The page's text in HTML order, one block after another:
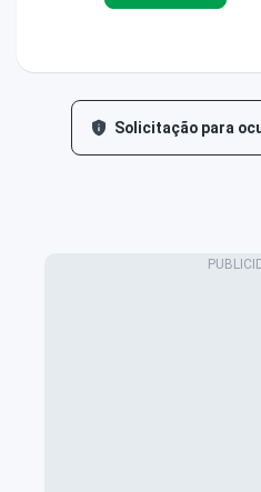
Solicitação para